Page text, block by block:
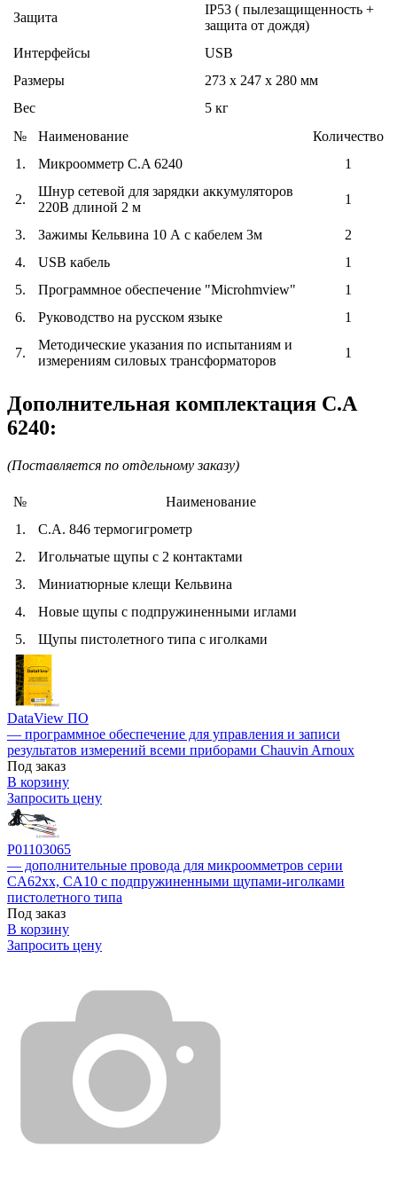
Защита
IP53 ( пылезащищенность +
защита от дождя)
Интерфейсы
USB
Размеры
273 x 247 x 280 мм
Вес
5 кг
№
Наименование
Количество
1.
Микроомметр C.A 6240 1
2.
Шнур сетевой для зарядки аккумуляторов
220В длиной 2 м
1
3. Зажимы Кельвина 10 А с кабелем 3м
2
4.
USB кабель
1
5.
Программное обеспечение "Microhmview"
1
6.
Руководство на русском языке 1
7.
Методические указания по испытаниям и
измерениям силовых трансформаторов
1
Дополнительная комплектация C.A
6240:
(Поставляется по отдельному заказу)
№
Наименование
1.
C.A. 846 термогигрометр
2.
Игольчатые щупы с 2 контактами
3.
Миниатюрные клещи Кельвина
4.
Новые щупы с подпружиненными иглами
5.
Щупы пистолетного типа с иголками
DataView ПО
— программное обеспечение для управления и записи
результатов измерений всеми приборами Chauvin Arnoux
Под заказ
В корзину
Запросить цену
P01103065
— дополнительные провода для микроомметров серии
CA62xx, CA10 с подпружиненными щупами-иголками
пистолетного типа
Под заказ
В корзину
Запросить цену